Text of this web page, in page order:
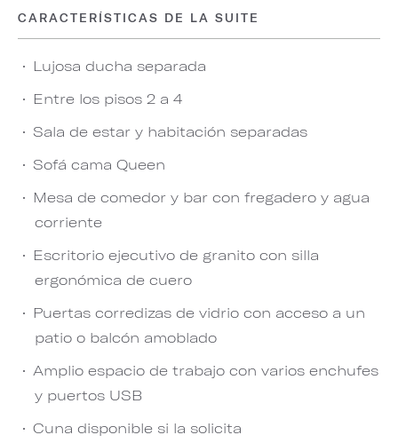
CARACTERÍSTICAS DE LA SUITE
Lujosa ducha separada
Entre los pisos 2 a 4
Sala de estar y habitación separadas
Sofá cama Queen
Mesa de comedor y bar con fregadero y agua
corriente
Escritorio ejecutivo de granito con silla
ergonómica de cuero
Puertas corredizas de vidrio con acceso a un
patio o balcón amoblado
Amplio espacio de trabajo con varios enchufes
y puertos USB
Cuna disponible si la solicita